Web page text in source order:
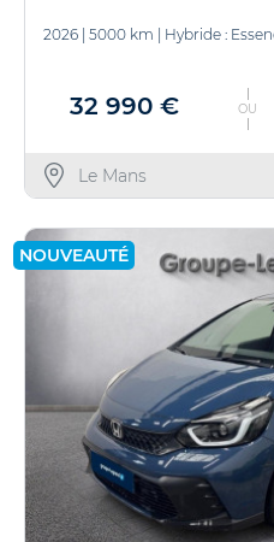
2026 | 5000 km | Hybride :
32 990 € OU
Le Mans
NOUVEAUTÉ